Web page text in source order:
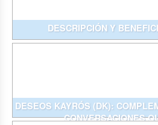
DESCRIPCIÓN Y
DESEOS KAYRÓS (DK):
CONVERSACIONES